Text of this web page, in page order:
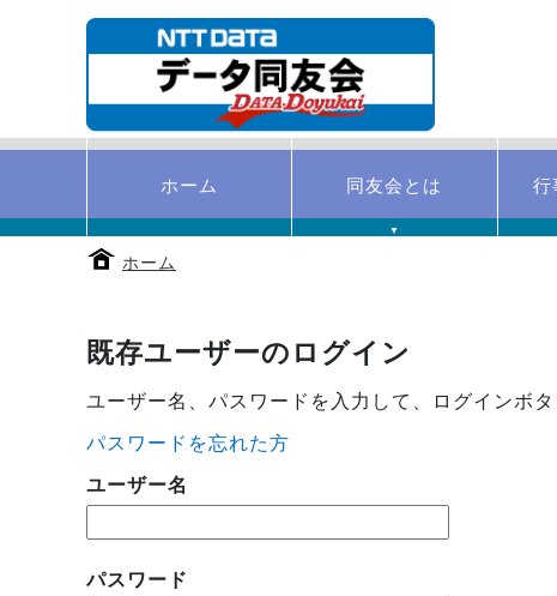
す
ホーム 同友会とは
▼
行
ホーム
既存ユーザーのログイン
ユーザー名、パスワードを入力して、ログインボタ
パスワードを忘れた方
ユーザー名
パスワード